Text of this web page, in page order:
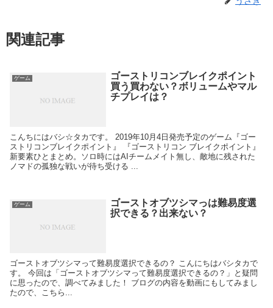
関連記事
ゲーム
ゴーストリコンブレイクポイント
買う買わない？ボリュームやマル
チプレイは？
こんちにはバシ☆タカです。 2019年10月4日発売予定のゲーム『ゴー
ストリコンブレイクポイント』 『ゴーストリコン ブレイクポイント』
新要素ひとまとめ。ソロ時にはAIチームメイト無し、敵地に残された
ノマドの孤独な戦いが待ち受ける ...
ゲーム
ゴーストオブツシマっは難易度選
択できる？出来ない？
ゴーストオブツシマって難易度選択できるの？ こんにちはバシタカで
す。 今回は「ゴーストオブツシマって難易度選択できるの？」と疑問
に思ったので、調べてみました！ ブログの内容を動画にもしてみまし
たので、こちら...